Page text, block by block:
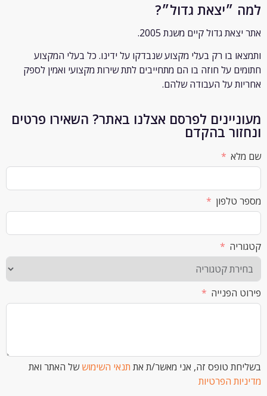
גדול״?
גדול קיים משנת 2005.
בו רקבעלי מקצוע שנבדקו על ידינו. כל בעלי המקצוע
על חוזה בו הם מתחייבים לתת שירות מקצועי ואמין לספק
על העבודה שלהם.
לפרסם אצלנו באתר? השאירו פרטים
בהקדם
טופס זה, אני מאשר/ת אתתנאי השימוש של האתר ואת
הפרטיות